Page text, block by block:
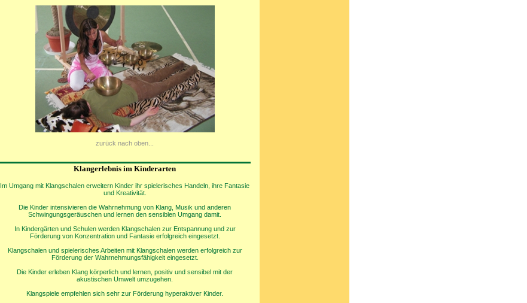
zurück nach oben...
Klangerlebnis im Kinderarten
Im Umgang mit Klangschalen erweitern Kinder ihr spielerisches Handeln, ihre Fantasie
und Kreativität.
Die Kinder intensivieren die Wahrnehmung von Klang, Musik und anderen
Schwingungsgeräuschen und lernen den sensiblen Umgang damit.
In Kindergärten und Schulen werden Klangschalen zur Entspannung und zur
Förderung von Konzentration und Fantasie erfolgreich eingesetzt.
Klangschalen und spielerisches Arbeiten mit Klangschalen werden erfolgreich zur
Förderung der Wahrnehmungsfähigkeit eingesetzt.
Die Kinder erleben Klang körperlich und lernen, positiv und sensibel mit der
akustischen Umwelt umzugehen.
Klangspiele empfehlen sich sehr zur Förderung hyperaktiver Kinder.